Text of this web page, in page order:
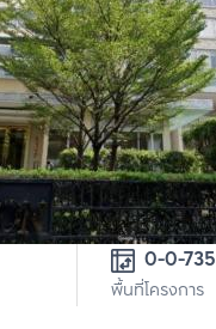
0-0-735
พื้นที่โครงการ